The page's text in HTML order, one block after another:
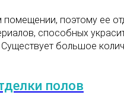
поэтому ее
способных
большое
полов